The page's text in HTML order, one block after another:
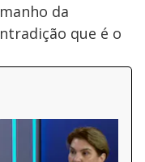
da
que é o